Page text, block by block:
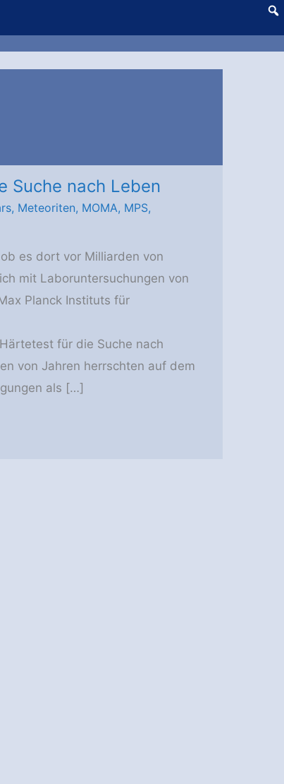
Suche nach Leben
, Meteoriten, MOMA, MPS,
es dort vor Milliarden von
mit Laboruntersuchungen von
Planck Instituts für
für die Suche nach
von Jahren herrschten auf dem
als […]